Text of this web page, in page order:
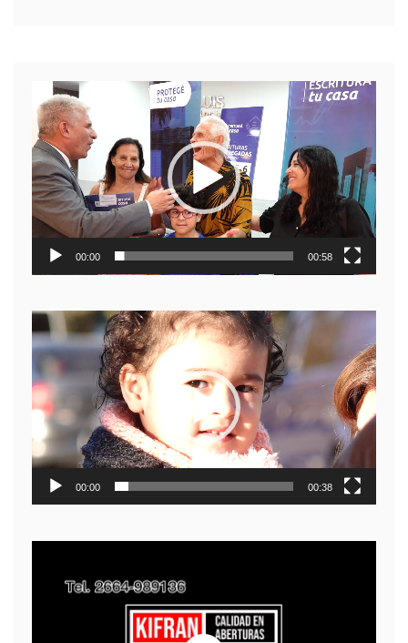
Reproductor
de
video
00:00 00:58
Reproductor
de
video
00:00 00:38